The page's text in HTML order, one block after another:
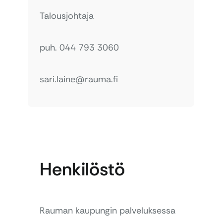
Talousjohtaja
puh. 044 793 3060
sari.laine@rauma.fi
Henkilöstö
Rauman kaupungin palveluksessa